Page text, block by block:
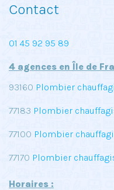
Contact
01 45 92 95 89
4 agences en Île de
93160 Plombier
77183 Plombier
77100 Plombier
77170 Plombier
Horaires :